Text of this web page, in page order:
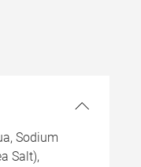
Sodium
Salt),